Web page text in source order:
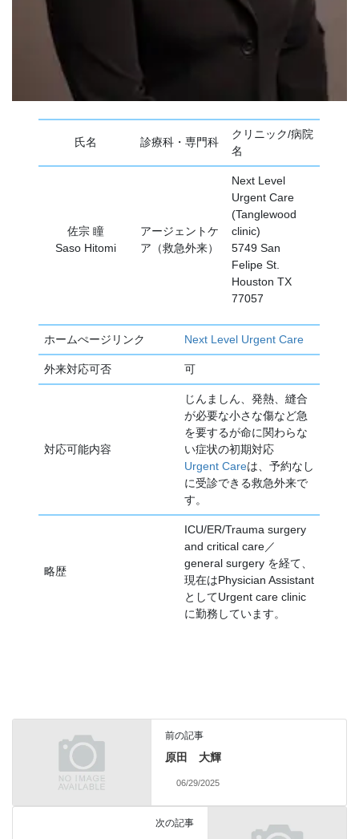
氏名 診療科・専門科
クリニック/病院
名
佐宗 瞳
Saso Hitomi
アージェントケ
ア（救急外来）
Next Level
Urgent Care
(Tanglewood
clinic)
5749 San
Felipe St.
Houston TX
77057
ホームぺージリンク Next Level Urgent Care
外来対応可否 可
対応可能内容
じんましん、発熱、縫合
が必要な小さな傷など急
を要するが命に関わらな
い症状の初期対応
Urgent Careは、予約なし
に受診できる救急外来で
す。
略歴
ICU/ER/Trauma surgery
and critical care／
general surgery を経て、
現在はPhysician Assistant
としてUrgent care clinic
に勤務しています。
前の記事
原田 大輝
06/29/2025
次の記事